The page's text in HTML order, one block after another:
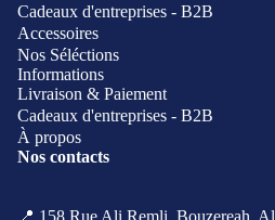
Cadeaux d'entreprises - B2B
Accessoires
Nos Séléctions
Informations
Livraison & Paiement
Cadeaux d'entreprises - B2B
À propos
Nos contacts
📍 158 Rue Ali Remli, Bouzereah,
Politique de remboursement